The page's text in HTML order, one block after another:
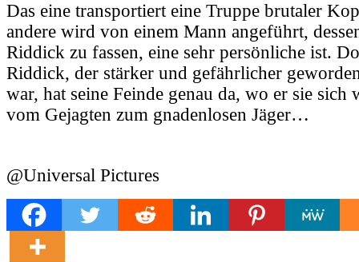
Das eine transportiert eine Truppe brutaler
andere wird von einem Mann angeführt,
Riddick zu fassen, eine sehr persönliche ist.
Riddick, der stärker und gefährlicher
war, hat seine Feinde genau da, wo er sie
vom Gejagten zum gnadenlosen Jäger…
@Universal Pictures